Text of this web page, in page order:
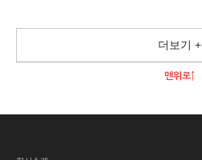
더보기 +
맨위로↑